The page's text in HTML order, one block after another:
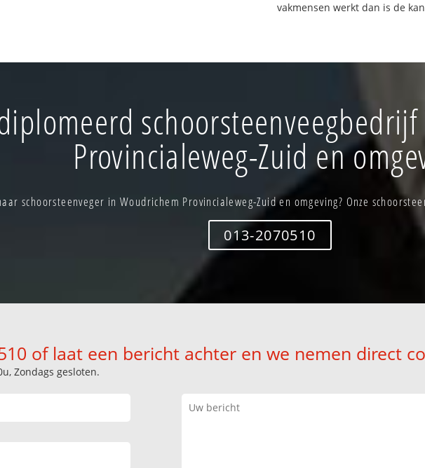
vakmensen werkt dan is de
Provincialeweg-Zuid en
schoorsteenveger in Woudrichem Provincialeweg-Zuid en omgeving? Onze
013-2070510
of laat een bericht achter en we nemen direct
Zondags gesloten.